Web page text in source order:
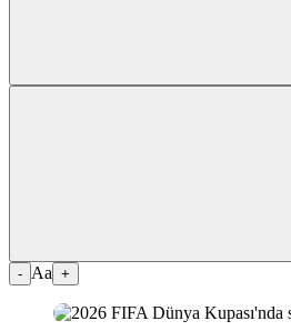
- Aa +